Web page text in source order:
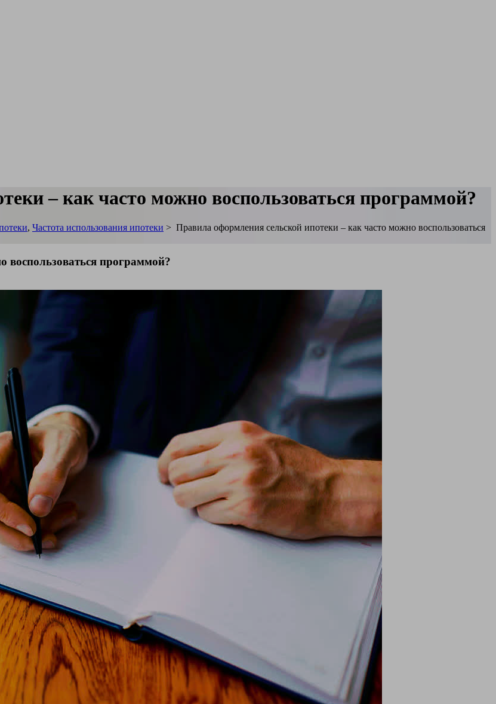
– как часто можно воспользоваться программой?
, Частота использования ипотеки > Правила оформления сельской ипотеки – как часто можно воспользоваться
воспользоваться программой?